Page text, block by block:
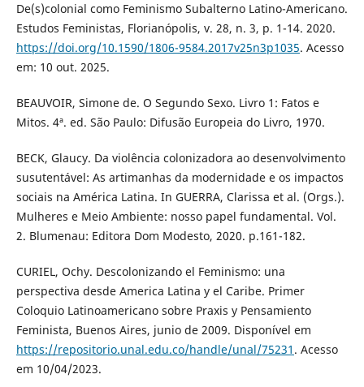
De(s)colonial como Feminismo Subalterno Latino-Americano.
Estudos Feministas, Florianópolis, v. 28, n. 3, p. 1-14. 2020.
https://doi.org/10.1590/1806-9584.2017v25n3p1035. Acesso
em: 10 out. 2025.
BEAUVOIR, Simone de. O Segundo Sexo. Livro 1: Fatos e
Mitos. 4ª. ed. São Paulo: Difusão Europeia do Livro, 1970.
BECK, Glaucy. Da violência colonizadora ao desenvolvimento
susutentável: As artimanhas da modernidade e os impactos
sociais na América Latina. In GUERRA, Clarissa et al. (Orgs.).
Mulheres e Meio Ambiente: nosso papel fundamental. Vol.
2. Blumenau: Editora Dom Modesto, 2020. p.161-182.
CURIEL, Ochy. Descolonizando el Feminismo: una
perspectiva desde America Latina y el Caribe. Primer
Coloquio Latinoamericano sobre Praxis y Pensamiento
Feminista, Buenos Aires, junio de 2009. Disponível em
https://repositorio.unal.edu.co/handle/unal/75231 . Acesso
em 10/04/2023.